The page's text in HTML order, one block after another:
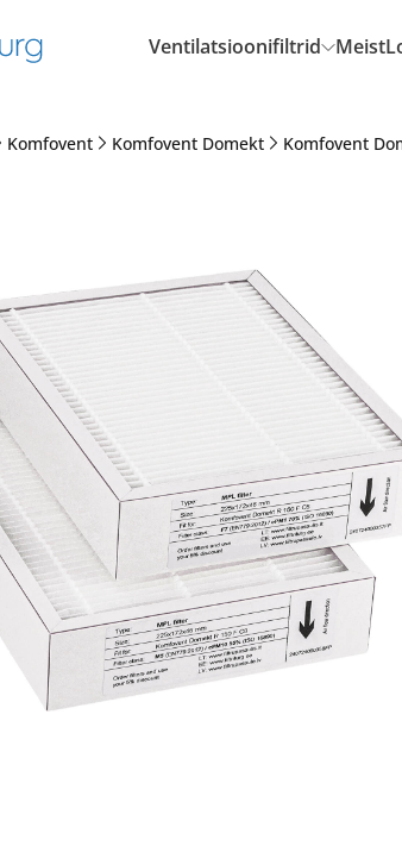
Ventilatsioonifiltrid Meist
Komfovent Komfovent Domekt Komfovent